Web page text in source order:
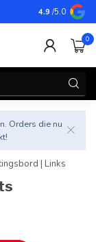
Betrouwbare
4.9 /5.0
0
Orders die nu
| Links